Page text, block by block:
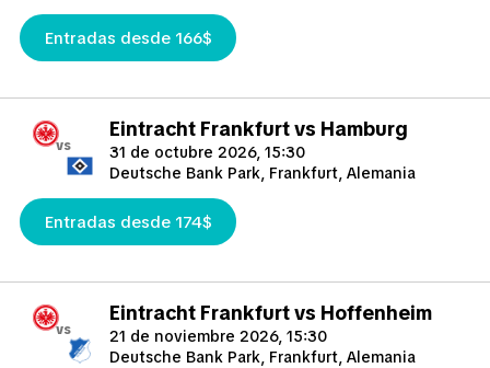
Entradas desde 166$
vs
Eintracht Frankfurt vs Hamburg
31 de octubre 2026, 15:30
Deutsche Bank Park, Frankfurt, Alemania
Entradas desde 174$
vs
Eintracht Frankfurt vs Hoffenheim
21 de noviembre 2026, 15:30
Deutsche Bank Park, Frankfurt, Alemania